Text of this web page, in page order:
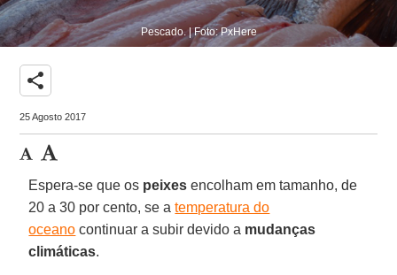
Pescado. | Foto: PxHere
share
25 Agosto 2017
Espera-se que os peixes encolham em tamanho, de
20 a 30 por cento, se atemperatura do
oceano continuar a subir devido a mudanças
climáticas.